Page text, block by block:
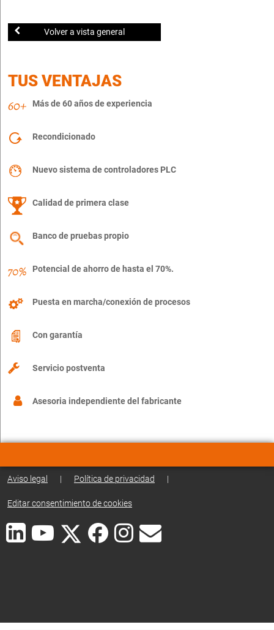
Volver a vista general
TUS VENTAJAS
Más de 60 años de experiencia
Recondicionado
Nuevo sistema de controladores PLC
Calidad de primera clase
Banco de pruebas propio
Potencial de ahorro de hasta el 70%.
Puesta en marcha/conexión de procesos
Con garantía
Servicio postventa
Asesoria independiente del fabricante
Aviso legal | Política de privacidad |
Editar consentimiento de cookies